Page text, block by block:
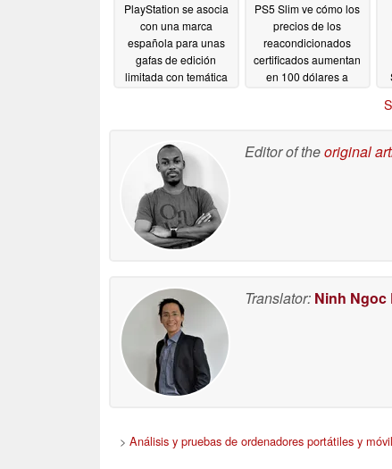
PlayStation se asocia
con una marca
española para unas
gafas de edición
limitada con temática
PS5 Slim ve cómo los
precios de los
reacondicionados
certificados aumentan
en 100 dólares a
PlayStation 5
05/05/2026
Editor of theoriginal
Translator: Ninh Ngoc
> Análisis y pruebas de ordenadores portátiles y